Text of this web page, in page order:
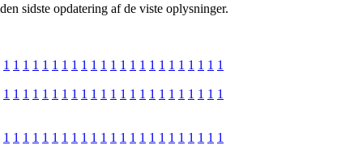
sidste opdatering af de viste oplysninger.
1 1 1 1 1 1 1 1 1 1 1 1 1 1 1 1 1 1 1 1 1 1 1
1 1 1 1 1 1 1 1 1 1 1 1 1 1 1 1 1 1 1 1 1 1 1
1 1 1 1 1 1 1 1 1 1 1 1 1 1 1 1 1 1 1 1 1 1 1